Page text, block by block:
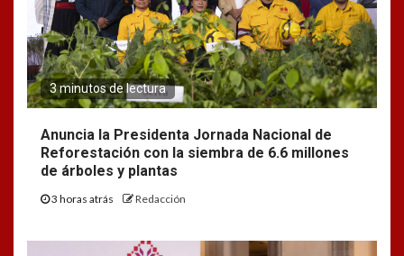
3 minutos de lectura
Anuncia la Presidenta Jornada Nacional de
Reforestación con la siembra de 6.6 millones
de árboles y plantas
3 horas atrás Redacción